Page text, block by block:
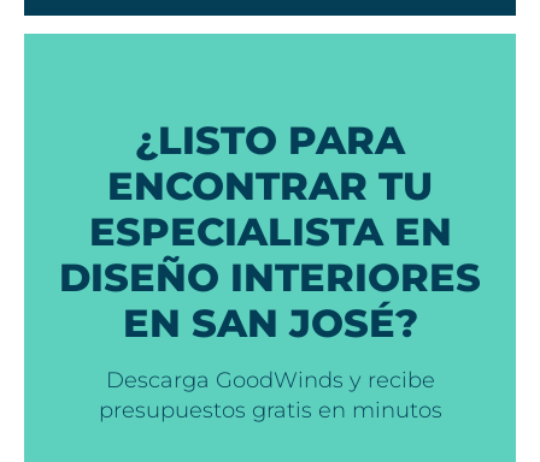
¿LISTO PARA
ENCONTRAR TU
ESPECIALISTA EN
DISEÑO INTERIORES
EN SAN JOSÉ?
Descarga GoodWinds y recibe
presupuestos gratis en minutos